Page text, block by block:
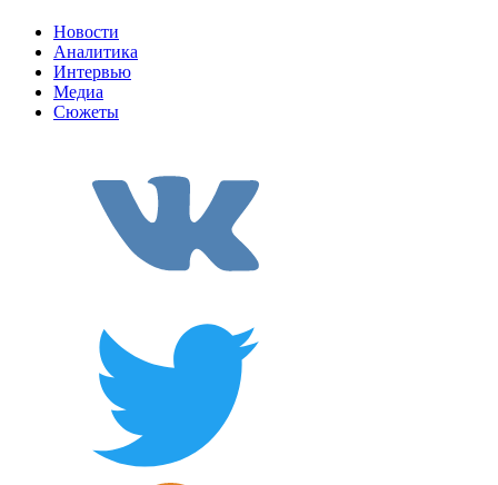
Новости
Аналитика
Интервью
Медиа
Сюжеты